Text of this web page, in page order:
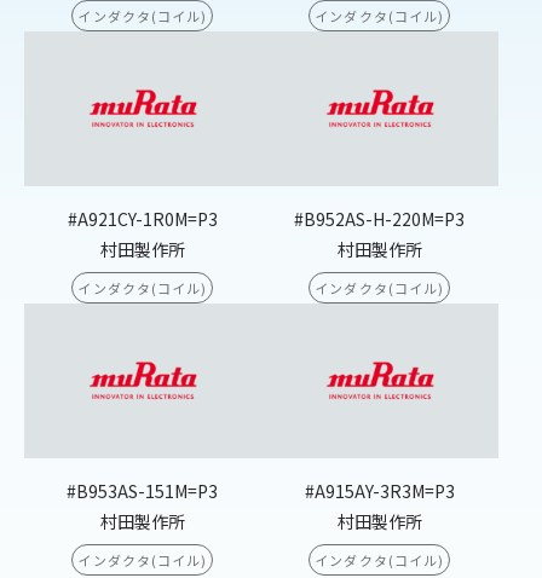
インダクタ(コイル) インダクタ(コイル)
#A921CY-1R0M=P3
村田製作所
インダクタ(コイル)
#B952AS-H-220M=P3
村田製作所
インダクタ(コイル)
#B953AS-151M=P3
村田製作所
インダクタ(コイル)
#A915AY-3R3M=P3
村田製作所
インダクタ(コイル)